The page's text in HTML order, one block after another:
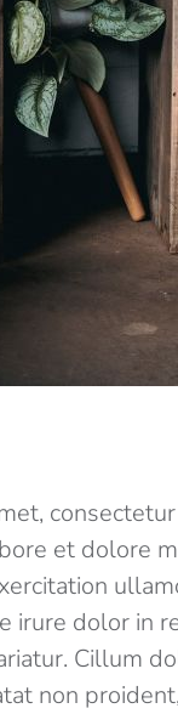
et dolore
irure dolor in
Cillum
non